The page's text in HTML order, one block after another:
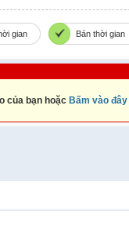
gian Bán thời gian
của bạn hoặc Bấm vào đây